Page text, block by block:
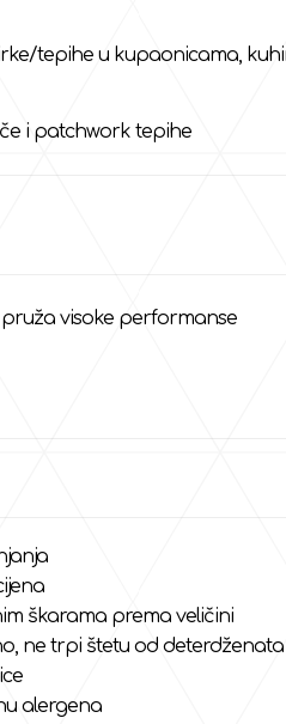
tepihe u kupaonicama,
i patchwork tepihe
pruža visoke performanse
škarama prema veličini
ne trpi štetu od deterdženata
alergena